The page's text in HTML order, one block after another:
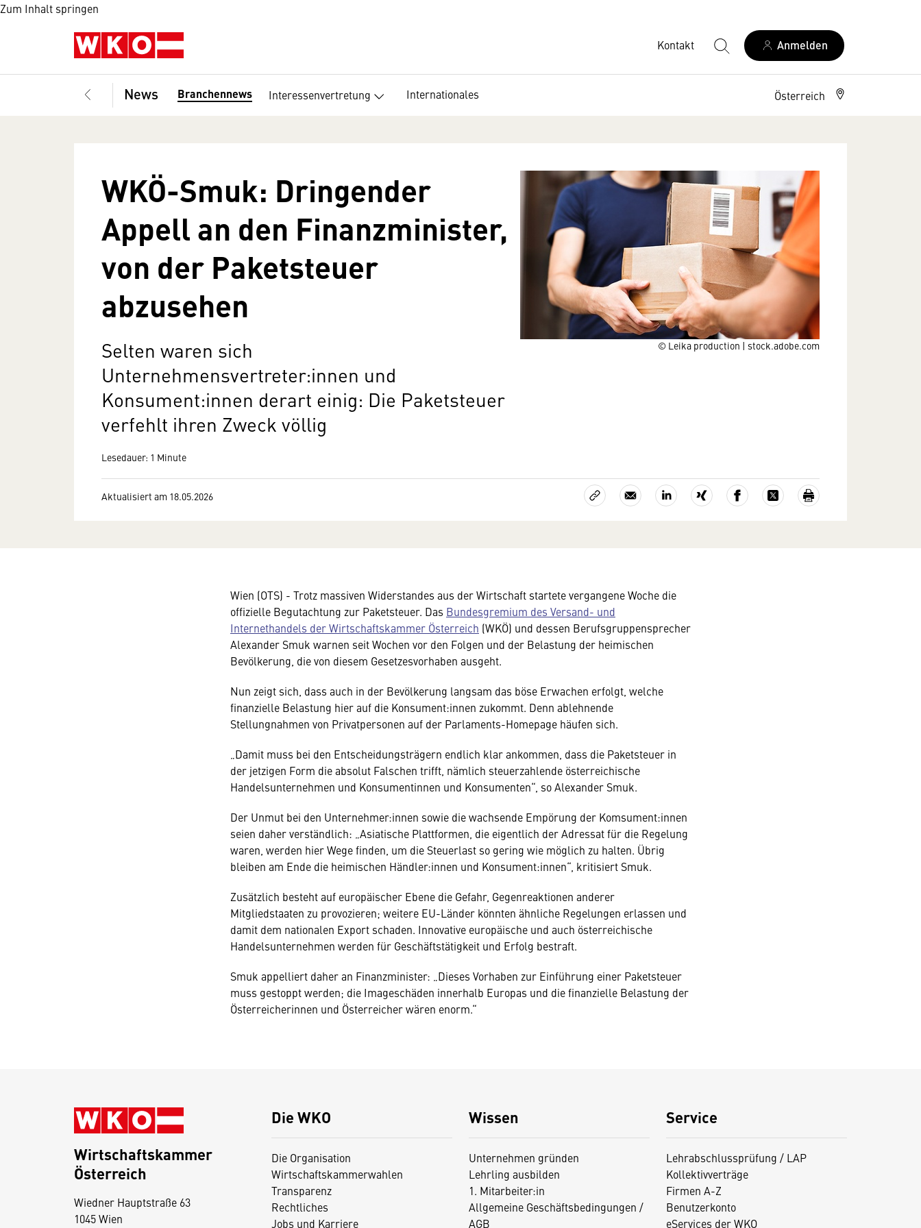
Zum Inhalt springen
Kontakt Anmelden
News Branchennews Interessenvertretung Internationales Österreich
© Leika production | stock.adobe.com
WKÖ-Smuk: Dringender
Appell an den Finanzminister,
von der Paketsteuer
abzusehen
Selten waren sich
Unternehmensvertreter:innen und
Konsument:innen derart einig: Die Paketsteuer
verfehlt ihren Zweck völlig
Lesedauer: 1 Minute
Aktualisiert am 18.05.2026
Wien (OTS) - Trotz massiven Widerstandes aus der Wirtschaft startete vergangene Woche die
offizielle Begutachtung zur Paketsteuer. Das Bundesgremium des Versand- und
Internethandels der Wirtschaftskammer Österreich (WKÖ) und dessen Berufsgruppensprecher
Alexander Smuk warnen seit Wochen vor den Folgen und der Belastung der heimischen
Bevölkerung, die von diesem Gesetzesvorhaben ausgeht.
Nun zeigt sich, dass auch in der Bevölkerung langsam das böse Erwachen erfolgt, welche
finanzielle Belastung hier auf die Konsument:innen zukommt. Denn ablehnende
Stellungnahmen von Privatpersonen auf der Parlaments-Homepage häufen sich.
„Damit muss bei den Entscheidungsträgern endlich klar ankommen, dass die Paketsteuer in
der jetzigen Form die absolut Falschen trifft, nämlich steuerzahlende österreichische
Handelsunternehmen und Konsumentinnen und Konsumenten“, so Alexander Smuk.
Der Unmut bei den Unternehmer:innen sowie die wachsende Empörung der Komsument:innen
seien daher verständlich: „Asiatische Plattformen, die eigentlich der Adressat für die Regelung
waren, werden hier Wege finden, um die Steuerlast so gering wie möglich zu halten. Übrig
bleiben am Ende die heimischen Händler:innen und Konsument:innen“, kritisiert Smuk.
Zusätzlich besteht auf europäischer Ebene die Gefahr, Gegenreaktionen anderer
Mitgliedstaaten zu provozieren; weitere EU-Länder könnten ähnliche Regelungen erlassen und
damit dem nationalen Export schaden. Innovative europäische und auch österreichische
Handelsunternehmen werden für Geschäftstätigkeit und Erfolg bestraft.
Smuk appelliert daher an Finanzminister: „Dieses Vorhaben zur Einführung einer Paketsteuer
muss gestoppt werden; die Imageschäden innerhalb Europas und die finanzielle Belastung der
Österreicherinnen und Österreicher wären enorm.“
Die WKO
Die Organisation
Wirtschaftskammerwahlen
Transparenz
Rechtliches
Jobs und Karriere
Wissen
Unternehmen gründen
Lehrling ausbilden
1. Mitarbeiter:in
Allgemeine Geschäftsbedingungen /
AGB
Service
Lehrabschlussprüfung / LAP
Kollektivverträge
Firmen A-Z
Benutzerkonto
eServices der WKO
Wirtschaftskammer
Österreich
Wiedner Hauptstraße 63
1045 Wien